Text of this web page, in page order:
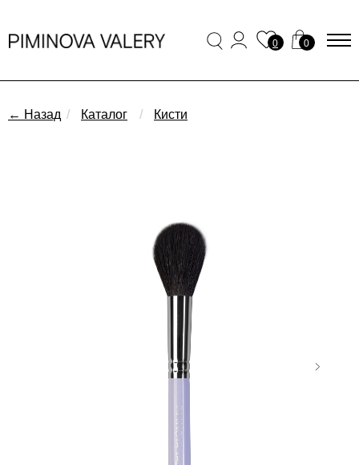
0
0
← Назад Каталог
/ / Кисти